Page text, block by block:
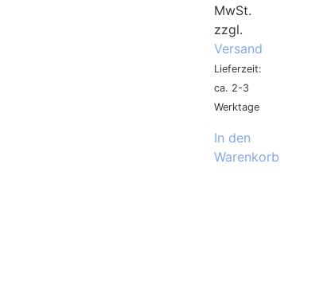
MwSt.
zzgl.
Versand
Lieferzeit:
ca. 2-3
Werktage
In den
Warenkorb